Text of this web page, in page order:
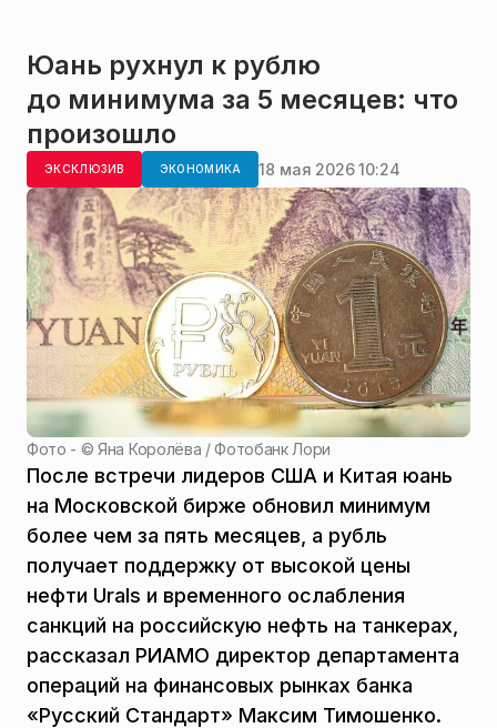
Юань рухнул к рублю
до минимума за 5 месяцев: что
произошло
ЭКСКЛЮЗИВ ЭКОНОМИКА 18 мая 2026 10:24
Фото - ©Яна Королёва / Фотобанк Лори
После встречи лидеров США и Китая юань
на Московской бирже обновил минимум
более чем за пять месяцев, а рубль
получает поддержку от высокой цены
нефти Urals и временного ослабления
санкций на российскую нефть на танкерах,
рассказал РИАМО директор департамента
операций на финансовых рынках банка
«Русский Стандарт» Максим Тимошенко.